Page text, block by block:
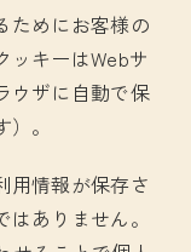
ためにお客様の
ッキーはWebサ
ウザに自動で保
。
用情報が保存さ
ありません。